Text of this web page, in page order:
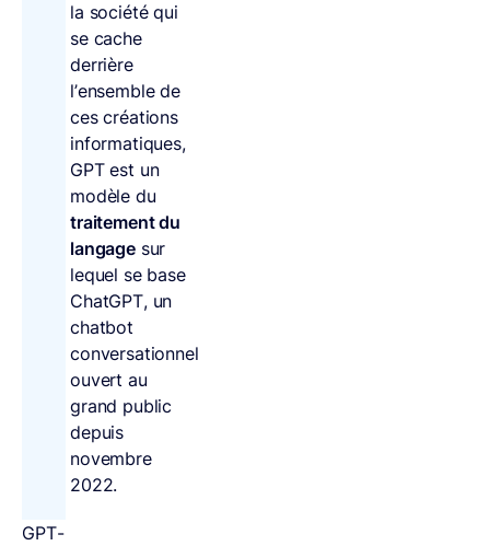
la société qui
se cache
derrière
l’ensemble de
ces créations
informatiques,
GPT est un
modèle du
traitement du
langagesur
lequel se base
ChatGPT, un
chatbot
conversationnel
ouvert au
grand public
depuis
novembre
2022.
GPT-